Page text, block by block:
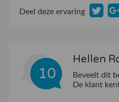
Deel deze ervaring
10
Hellen
Beveelt dit
De klant